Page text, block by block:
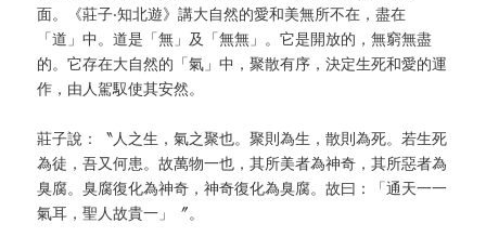
面。《莊子‧知北遊》講大自然的愛和美無所不在，盡在
「道」中。道是「無」及「無無」。它是開放的，無窮無盡
的。它存在大自然的「氣」中，聚散有序，決定生死和愛的運
作，由人駕馭使其安然。
莊子說：〝人之生，氣之聚也。聚則為生，散則為死。若生死
為徒，吾又何患。故萬物一也，其所美者為神奇，其所惡者為
臭腐。臭腐復化為神奇，神奇復化為臭腐。故曰：「通天一一
氣耳，聖人故貴一」〞。